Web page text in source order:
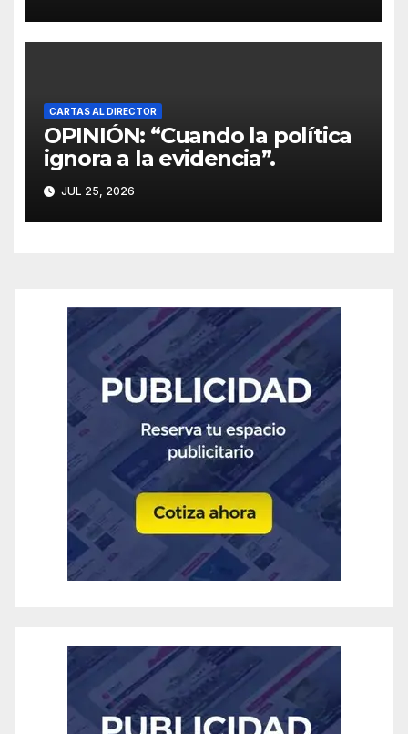
CARTAS AL DIRECTOR
OPINIÓN: “Cuando la política
ignora a la evidencia”.
JUL 25, 2026